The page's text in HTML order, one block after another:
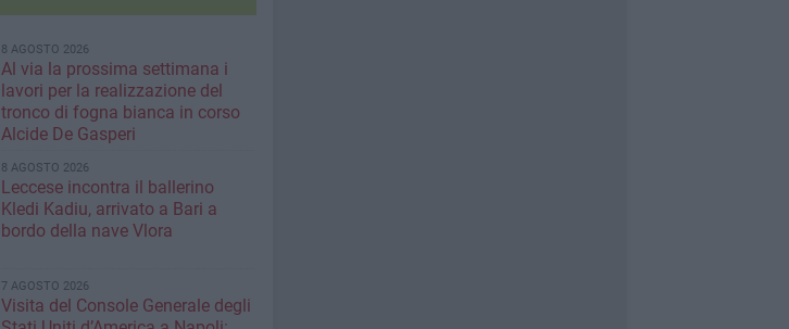
8 AGOSTO 2026
Al via la prossima settimana i
lavori per la realizzazione del
tronco di fogna bianca in corso
Alcide De Gasperi
8 AGOSTO 2026
Leccese incontra il ballerino
Kledi Kadiu, arrivato a Bari a
bordo della nave Vlora
7 AGOSTO 2026
Visita del Console Generale degli